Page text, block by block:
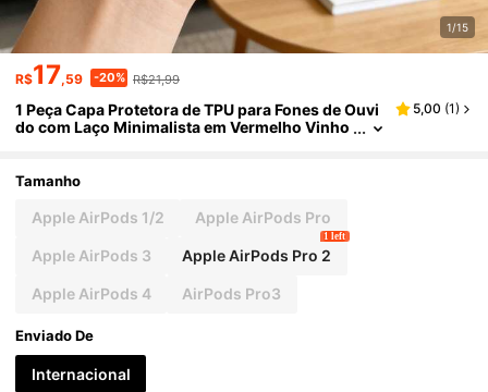
1/15
R$17,59 -20% R$21,99
1 Peça Capa Protetora de TPU para Fones de Ouvi
do com Laço Minimalista em Vermelho Vinho
5,00 (1)
Tamanho
Apple AirPods 1/2 Apple AirPods Pro
Apple AirPods 3 Apple AirPods Pro 2
1 left
Apple AirPods 4 AirPods Pro3
Enviado De
Internacional